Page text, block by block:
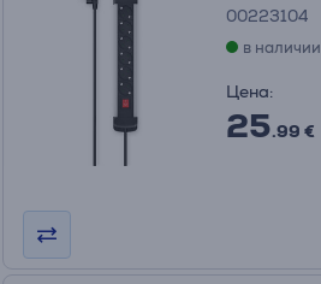
00223104
в наличии
Цена:
25.99 €